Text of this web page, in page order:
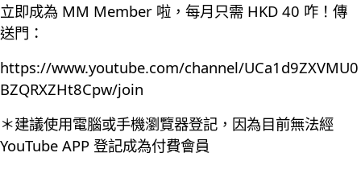
立即成為 MM Member 啦，每月只需 HKD 40 咋！傳
送門：
https://www.youtube.com/channel/UCa1d9ZXVMU0
BZQRXZHt8Cpw/join
＊建議使用電腦或手機瀏覽器登記，因為目前無法經
YouTube APP 登記成為付費會員